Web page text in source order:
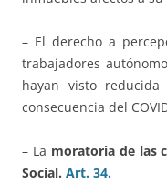
– El derecho a
trabajadores
hayan visto
consecuencia del
– La moratoria de las
Social. Art. 34.